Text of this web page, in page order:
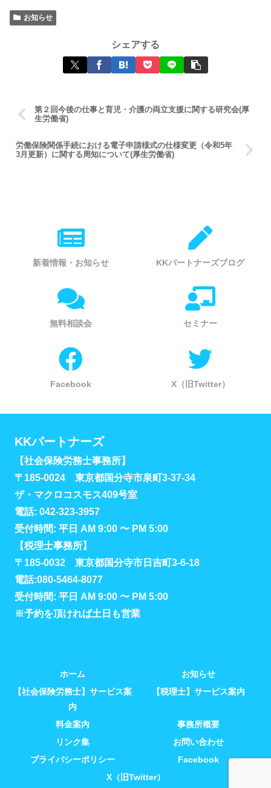
お知らせ
シェアする
第２回今後の仕事と育児・介護の両立支援に関する研究会(厚
生労働省)
労働保険関係手続における電子申請様式の仕様変更（令和5年
3月更新）に関する周知について(厚生労働省)
新着情報・お知らせ KKパートナーズブログ
無料相談会 セミナー
Facebook X（旧Twitter）
KKパートナーズ
【社会保険労務士事務所】
〒185-0024 東京都国分寺市泉町3-37-34
ザ・マクロコスモス409号室
電話: 042-323-3957
受付時間: 平日 AM 9:00 〜 PM 5:00
【税理士事務所】
〒185-0032 東京都国分寺市日吉町3-6-18
電話:080-5464-8077
受付時間: 平日 AM 9:00 〜 PM 5:00
※予約を頂ければ土日も営業
ホーム
お知らせ
【社会保険労務士】サービス案
内
【税理士】サービス案内
料金案内
事務所概要
リンク集
お問い合わせ
プライバシーポリシー
Facebook
X（旧Twitter）